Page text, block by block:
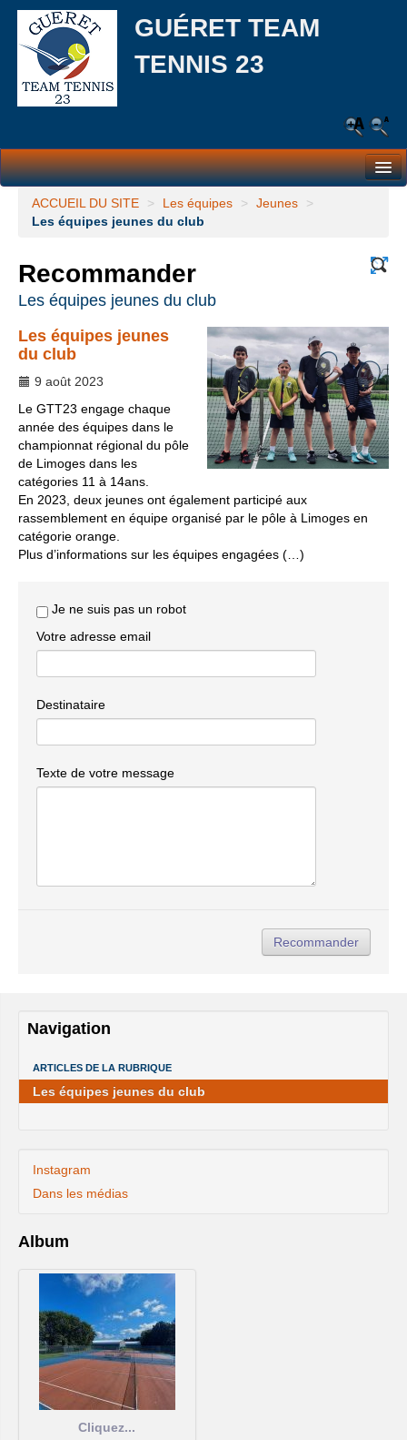
GUÉRET TEAM
TENNIS 23
Le Club
L’école de tennis
Responsabilité Sociale et Environnementale (RSE)
Partenaires
Actualités
ACCUEIL DU SITE > Les équipes > Jeunes
>
Les équipes jeunes du club
Recommander
Les équipes jeunes du club
Les équipes jeunes
du club
9 août 2023
Le GTT23 engage chaque
année des équipes dans le
championnat régional du pôle
de Limoges dans les
catégories 11 à 14ans.
En 2023, deux jeunes ont également participé aux
rassemblement en équipe organisé par le pôle à Limoges en
catégorie orange.
Plus d’informations sur les équipes engagées (…)
Je ne suis pas un robot
Votre adresse email
Destinataire
Texte de votre message
Navigation
ARTICLES DE LA RUBRIQUE
Les équipes jeunes du club
Instagram
Dans les médias
Album
Cliquez...